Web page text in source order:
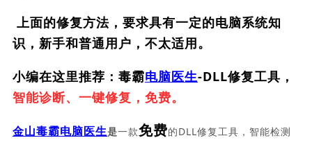
上面的修复方法，要求具有一定的电脑系统知
识，新手和普通用户，不太适用。
小编在这里推荐：毒霸电脑医生-DLL修复工具，
智能诊断、一键修复，免费。
金山毒霸电脑医生是一款免费的DLL修复工具，智能检测